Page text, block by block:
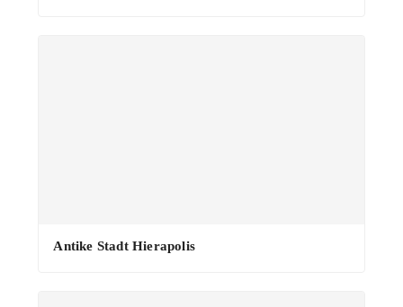
Antike Stadt Hierapolis